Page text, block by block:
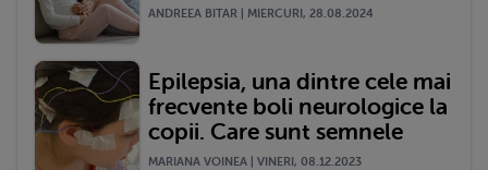
ANDREEA BITAR | MIERCURI, 28.08.2024
Epilepsia, una dintre cele mai
frecvente boli neurologice la
copii. Care sunt semnele
MARIANA VOINEA | VINERI, 08.12.2023